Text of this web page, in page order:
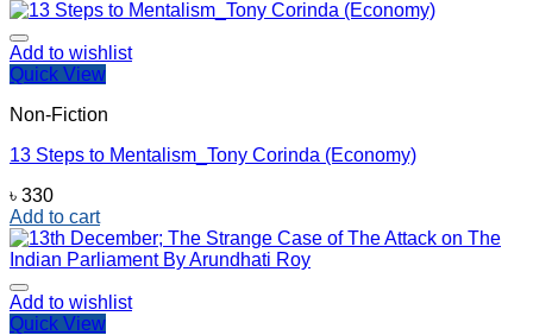
Add to wishlist
Quick View
Non-Fiction
13 Steps to Mentalism_Tony Corinda (Economy)
৳ 330
Add to cart
Add to wishlist
Quick View